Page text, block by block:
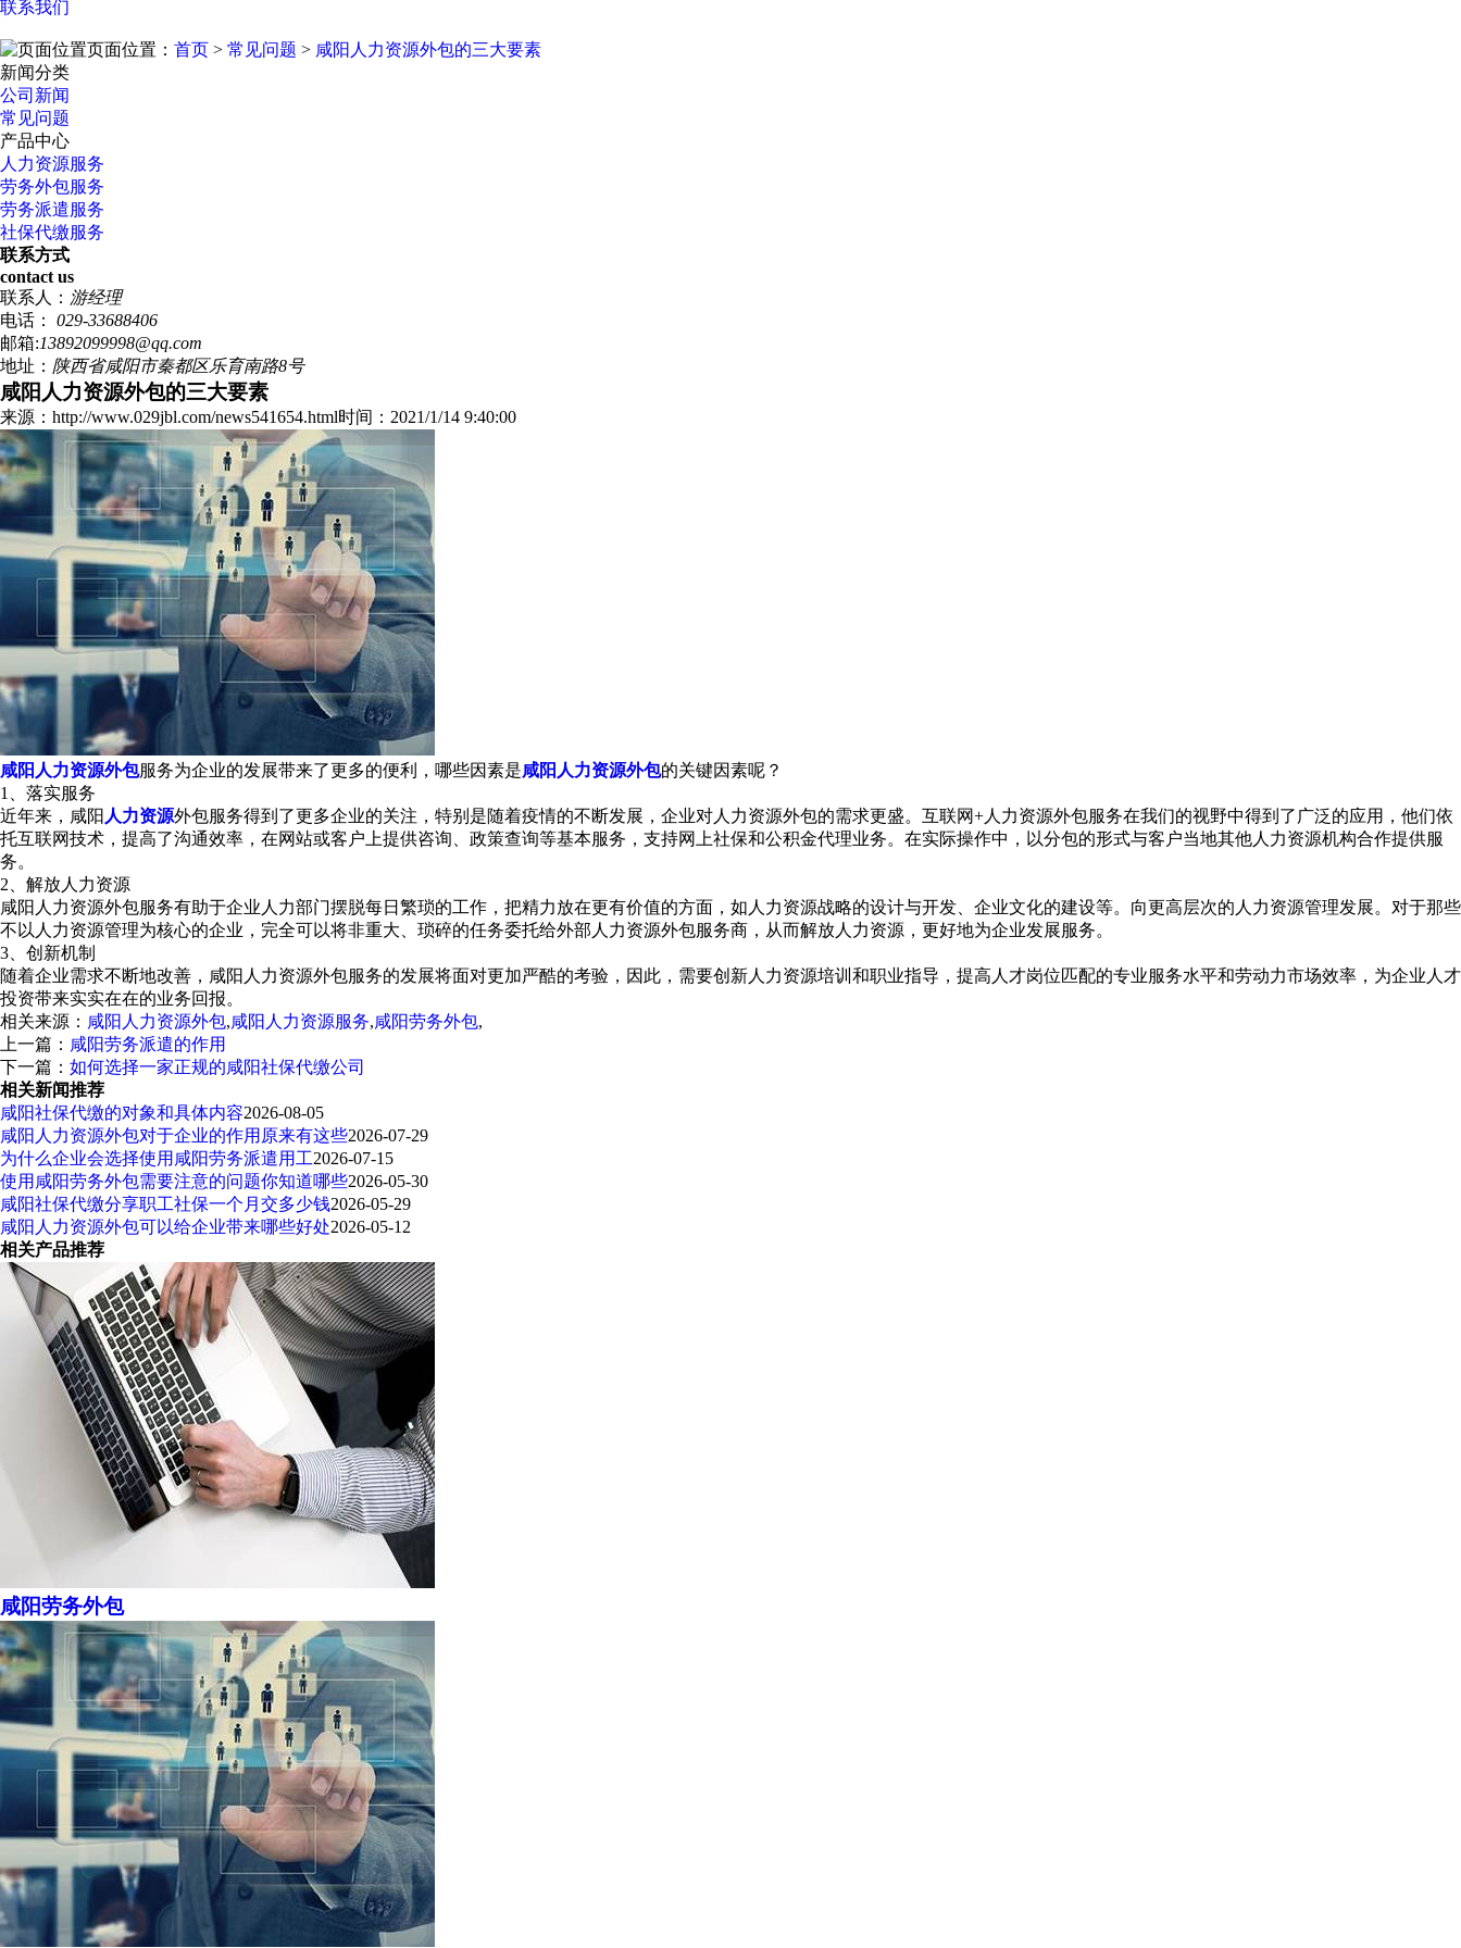
联系我们
页面位置： 首页 > 常见问题 > 咸阳人力资源外包的三大要素
新闻分类
公司新闻
常见问题
产品中心
人力资源服务
劳务外包服务
劳务派遣服务
社保代缴服务
联系方式
contact us
联系人： 游经理
电话： 029-33688406
邮箱:13892099998@qq.com
地址： 陕西省咸阳市秦都区乐育南路8号
咸阳人力资源外包的三大要素
来源：http://www.029jbl.com/news541654.html时间：2021/1/14 9:40:00
咸阳人力资源外包服务为企业的发展带来了更多的便利，哪些因素是咸阳人力资源外包的关键因素呢？
1、落实服务
近年来，咸阳 人力资源外包服务得到了更多企业的关注，特别是随着疫情的不断发展，企业对人力资源外包的需求更盛。互联网+人力资源外包服务在我们的视野中得到了广泛的应用，他们依
托互联网技术，提高了沟通效率，在网站或客户上提供咨询、政策查询等基本服务，支持网上社保和公积金代理业务。在实际操作中，以分包的形式与客户当地其他人力资源机构合作提供服
务。
2、解放人力资源
咸阳人力资源外包服务有助于企业人力部门摆脱每日繁琐的工作，把精力放在更有价值的方面，如人力资源战略的设计与开发、企业文化的建设等。向更高层次的人力资源管理发展。对于那些
不以人力资源管理为核心的企业，完全可以将非重大、琐碎的任务委托给外部人力资源外包服务商，从而解放人力资源，更好地为企业发展服务。
3、创新机制
随着企业需求不断地改善，咸阳人力资源外包服务的发展将面对更加严酷的考验，因此，需要创新人力资源培训和职业指导，提高人才岗位匹配的专业服务水平和劳动力市场效率，为企业人才
投资带来实实在在的业务回报。
相关来源： 咸阳人力资源外包,咸阳人力资源服务,咸阳劳务外包,
上一篇： 咸阳劳务派遣的作用
下一篇： 如何选择一家正规的咸阳社保代缴公司
相关新闻推荐
咸阳社保代缴的对象和具体内容2026-08-05
咸阳人力资源外包对于企业的作用原来有这些2026-07-29
为什么企业会选择使用咸阳劳务派遣用工2026-07-15
使用咸阳劳务外包需要注意的问题你知道哪些2026-05-30
咸阳社保代缴分享职工社保一个月交多少钱2026-05-29
咸阳人力资源外包可以给企业带来哪些好处2026-05-12
相关产品推荐
咸阳劳务外包